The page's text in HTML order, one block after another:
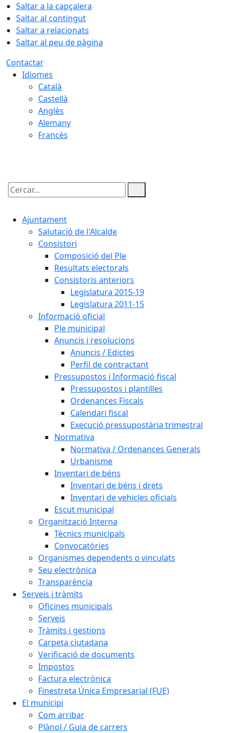
Saltar a la capçalera
Saltar al contingut
Saltar a relacionats
Saltar al peu de pàgina
Contactar
Idiomes
Català
Castellà
Anglès
Alemany
Francès
Cercar:
Ajuntament
Salutació de l'Alcalde
Consistori
Composició del Ple
Resultats electorals
Consistoris anteriors
Legislatura 2015-19
Legislatura 2011-15
Informació oficial
Ple municipal
Anuncis i resolucions
Anuncis / Edictes
Perfil de contractant
Pressupostos i Informació fiscal
Pressupostos i plantilles
Ordenances Fiscals
Calendari fiscal
Execució pressupostària trimestral
Normativa
Normativa / Ordenances Generals
Urbanisme
Inventari de béns
Inventari de béns i drets
Inventari de vehicles oficials
Escut municipal
Organització Interna
Tècnics municipals
Convocatòries
Organismes dependents o vinculats
Seu electrònica
Transparència
Serveis i tràmits
Oficines municipals
Serveis
Tràmits i gestions
Carpeta ciutadana
Verificació de documents
Impostos
Factura electrònica
Finestreta Única Empresarial (FUE)
El municipi
Com arribar
Plànol / Guia de carrers